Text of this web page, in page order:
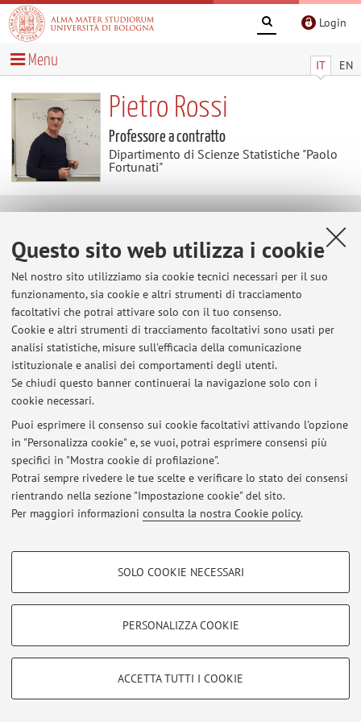
Questo sito web utilizza i cookie
Nel nostro sito utilizziamo sia cookie tecnici necessari per il suo
funzionamento, sia cookie e altri strumenti di tracciamento
facoltativi che potrai attivare solo con il tuo consenso.
Cookie e altri strumenti di tracciamento facoltativi sono usati per
analisi statistiche, misure sull'efficacia della comunicazione
istituzionale e analisi dei comportamenti degli utenti.
Se chiudi questo banner continuerai la navigazione solo con i
cookie necessari.
Puoi esprimere il consenso sui cookie facoltativi attivando l'opzione
in "Personalizza cookie" e, se vuoi, potrai esprimere consensi più
specifici in "Mostra cookie di profilazione".
Potrai sempre rivedere le tue scelte e verificare lo stato dei consensi
rientrando nella sezione "Impostazione cookie" del sito.
Per maggiori informazioni consulta la nostra Cookie policy.
COOKIE DI PROFILAZIONE - FACOLTATIVI
COOKIE TECNICI - NECESSARI
Si tratta di cookie tecnici utilizzati, a titolo esemplificativo, per il corretto
SOLO COOKIE NECESSARI
PERSONALIZZA COOKIE
ACCETTA TUTTI I COOKIE
Login
IT EN
Menu
Pietro Rossi
Professore a contratto
Dipartimento di Scienze Statistiche "Paolo
Fortunati"
Ultimi avvisi
Al momento non sono presenti avvisi.
Area riservata
Accedi tramiteloginper gestire tutti i contenuti del sito.
|Note legali| Impostazioni Cookie